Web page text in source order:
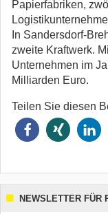
Papierfabriken,
In Sandersdorf-
zweite Kraftwerk.
Unternehmen im
Milliarden Euro.
Teilen Sie diesen
NEWSLETTER FÜR